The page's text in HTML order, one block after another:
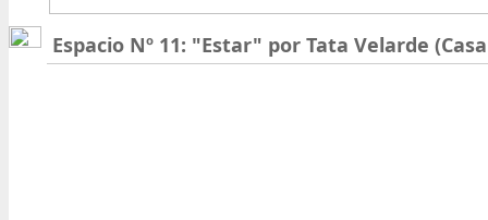
Espacio Nº 11: "Estar" por Tata Velarde